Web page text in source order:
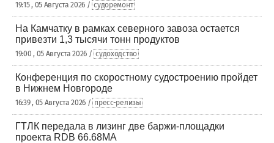
19:15 , 05 Августа 2026 / судоремонт
На Камчатку в рамках северного завоза остается
привезти 1,3 тысячи тонн продуктов
19:00 , 05 Августа 2026 / судоходство
Конференция по скоростному судостроению пройдет
в Нижнем Новгороде
16:39 , 05 Августа 2026 / пресс-релизы
ГТЛК передала в лизинг две баржи-площадки
проекта RDB 66.68МА